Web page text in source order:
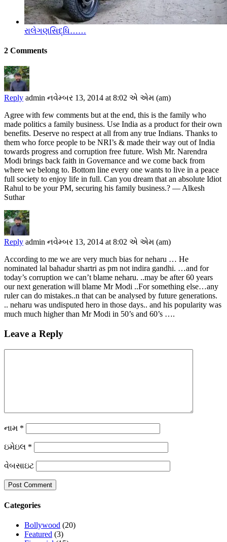
રાલેગણસિદ્ધિ……
2 Comments
Reply admin નવેમ્બર 13, 2014 at 8:02 એ એમ (am)
Agree with few comments but at the end, this is the family who
made politics a family business. Use India as a product for their own
benefits. Deserve no respect at all from any true Indians. Thanks to
them who force people to be NRI’s & made their way out of India
towards progress and corruption free future. Wish Mr. Narendra
Modi brings back faith in Governance and we come back from
where we belong to. Bottom line every one wants to live in a peace
full society to enjoy life in full. Can you dream that an absolute Idiot
Rahul to be your PM, securing his family business.? — Alkesh
Suthar
Reply admin નવેમ્બર 13, 2014 at 8:02 એ એમ (am)
According to me we are very much bias for neharu … He
nominated lal bahadur shartri as pm not indira gandhi. …and for
today’s corruption we can’t blame neharu. ..may be after 60 years
our next generation will blame Mr Modi ..For something else…any
ruler can do mistakes..n that can be analysed by future generations.
.. neharu was undisputed hero in those days.. and his popularity was
much much higher than Mr Modi in 50’s and 60’s ….
Leave a Reply
નામ *
ઇમેઇલ *
વેબસાઇટ
Categories
Bollywood (20)
Featured (3)